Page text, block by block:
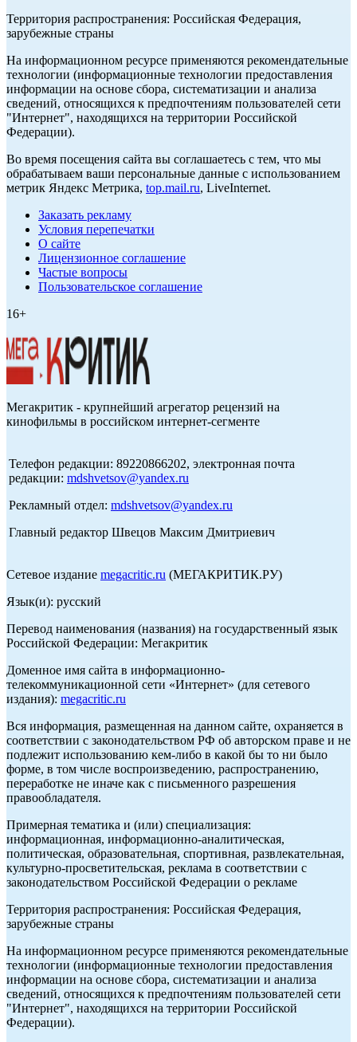
Территория распространения: Российская Федерация,
зарубежные страны
На информационном ресурсе применяются рекомендательные
технологии (информационные технологии предоставления
информации на основе сбора, систематизации и анализа
сведений, относящихся к предпочтениям пользователей сети
"Интернет", находящихся на территории Российской
Федерации).
Во время посещения сайта вы соглашаетесь с тем, что мы
обрабатываем ваши персональные данные с использованием
метрик Яндекс Метрика, top.mail.ru, LiveInternet.
Заказать рекламу
Условия перепечатки
О сайте
Лицензионное соглашение
Частые вопросы
Пользовательское соглашение
16+
Мегакритик - крупнейший агрегатор рецензий на
кинофильмы в российском интернет-сегменте
Телефон редакции: 89220866202, электронная почта
редакции: mdshvetsov@yandex.ru
Рекламный отдел: mdshvetsov@yandex.ru
Главный редактор Швецов Максим Дмитриевич
Сетевое издание megacritic.ru (МЕГАКРИТИК.РУ)
Язык(и): русский
Перевод наименования (названия) на государственный язык
Российской Федерации: Мегакритик
Доменное имя сайта в информационно-
телекоммуникационной сети «Интернет» (для сетевого
издания): megacritic.ru
Вся информация, размещенная на данном сайте, охраняется в
соответствии с законодательством РФ об авторском праве и не
подлежит использованию кем-либо в какой бы то ни было
форме, в том числе воспроизведению, распространению,
переработке не иначе как с письменного разрешения
правообладателя.
Примерная тематика и (или) специализация:
информационная, информационно-аналитическая,
политическая, образовательная, спортивная, развлекательная,
культурно-просветительская, реклама в соответствии с
законодательством Российской Федерации о рекламе
Территория распространения: Российская Федерация,
зарубежные страны
На информационном ресурсе применяются рекомендательные
технологии (информационные технологии предоставления
информации на основе сбора, систематизации и анализа
сведений, относящихся к предпочтениям пользователей сети
"Интернет", находящихся на территории Российской
Федерации).